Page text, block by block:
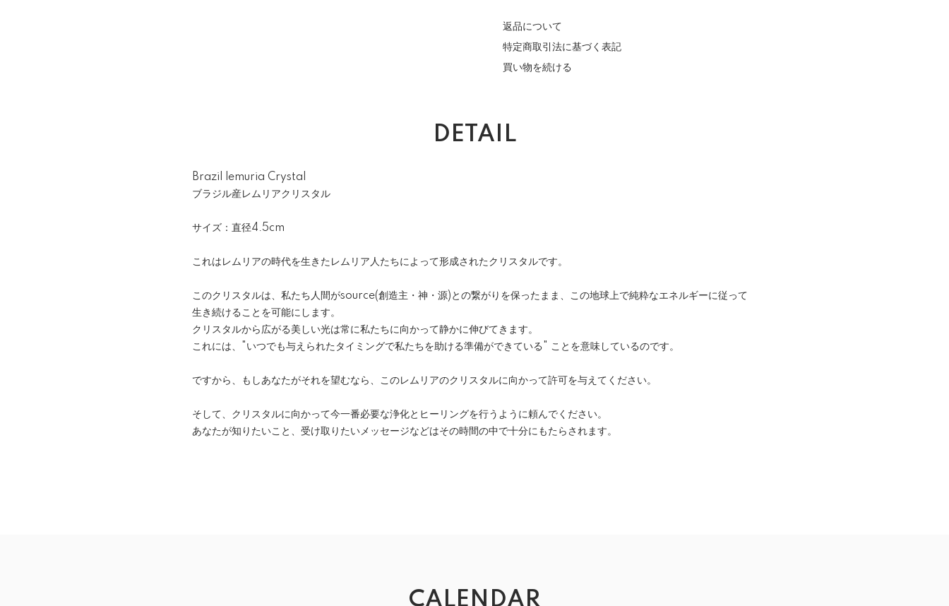
返品について
特定商取引法に基づく表記
買い物を続ける
DETAIL
Brazil lemuria Crystal
ブラジル産レムリアクリスタル
サイズ：直径4.5cm
これはレムリアの時代を生きたレムリア人たちによって形成されたクリスタルです。
このクリスタルは、私たち人間がsource(創造主・神・源)との繋がりを保ったまま、この地球上で純粋なエネルギーに従って
生き続けることを可能にします。
クリスタルから広がる美しい光は常に私たちに向かって静かに伸びてきます。
これには、"いつでも与えられたタイミングで私たちを助ける準備ができている" ことを意味しているのです。
ですから、もしあなたがそれを望むなら、このレムリアのクリスタルに向かって許可を与えてください。
そして、クリスタルに向かって今一番必要な浄化とヒーリングを行うように頼んでください。
あなたが知りたいこと、受け取りたいメッセージなどはその時間の中で十分にもたらされます。
CALENDAR